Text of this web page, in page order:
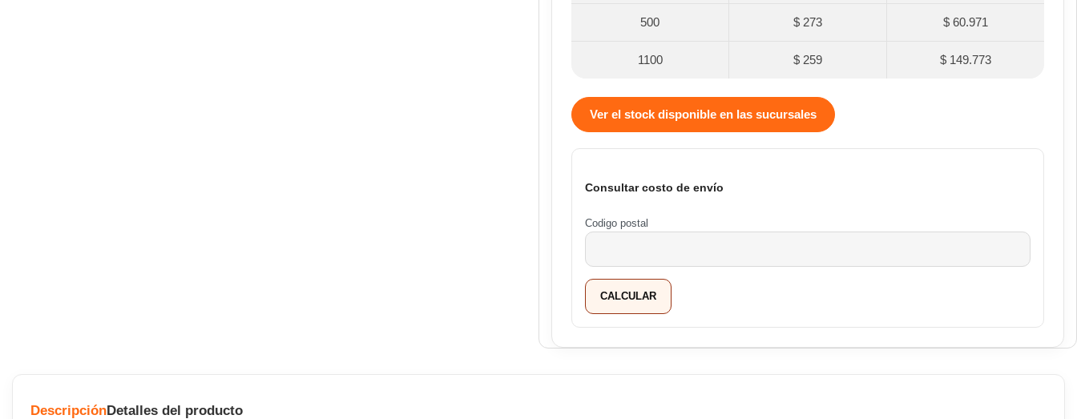
500 $ 273 $ 60.971
1100 $ 259 $ 149.773
Ver el stock disponible en las sucursales
Consultar costo de envío
Codigo postal
CALCULAR
DescripciónDetalles del producto